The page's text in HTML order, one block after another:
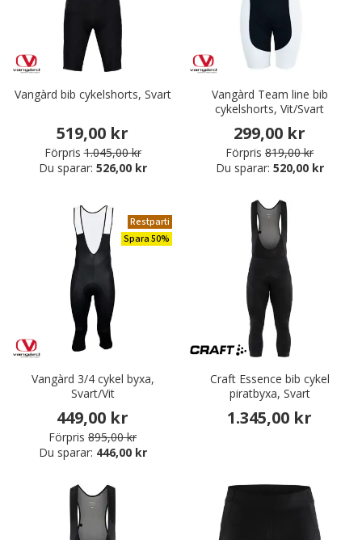
Vangàrd bib cykelshorts, Svart
519,00 kr
Förpris 1.045,00 kr
Du sparar: 526,00 kr
Vangàrd Team line bib
cykelshorts, Vit/Svart
299,00 kr
Förpris 819,00 kr
Du sparar: 520,00 kr
Restparti
Spara 50%
Vangàrd 3/4 cykel byxa,
Svart/Vit
449,00 kr
Förpris 895,00 kr
Du sparar: 446,00 kr
Craft Essence bib cykel
piratbyxa, Svart
1.345,00 kr